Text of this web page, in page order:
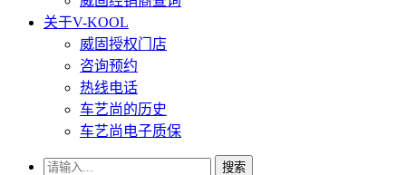
关于V-KOOL
威固授权门店
咨询预约
热线电话
车艺尚的历史
车艺尚电子质保
搜索